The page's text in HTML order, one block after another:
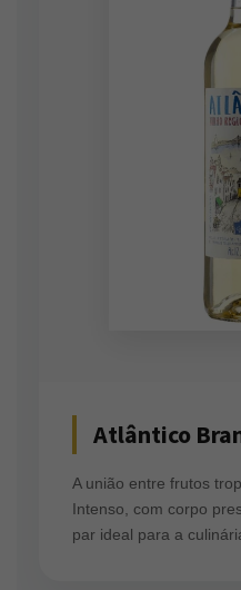
Atlântico
A união entre frutos
Intenso, com corpo
par ideal para a